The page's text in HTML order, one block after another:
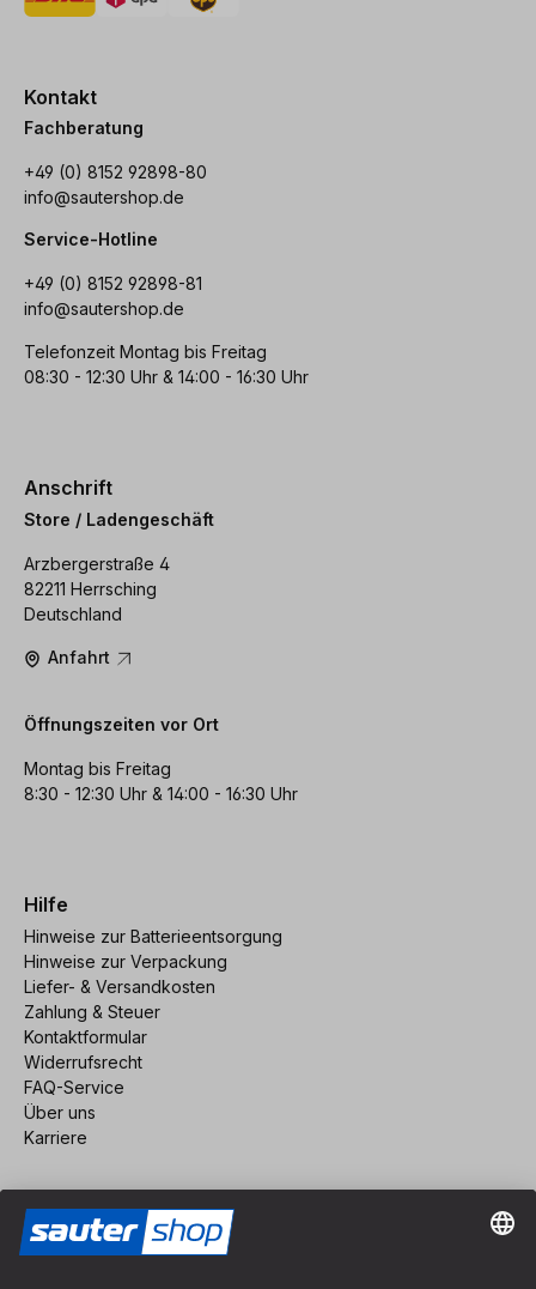
Kontakt
Fachberatung
+49 (0) 8152 92898-80
info@sautershop.de
Service-Hotline
+49 (0) 8152 92898-81
info@sautershop.de
Telefonzeit Montag bis Freitag
08:30 - 12:30 Uhr & 14:00 - 16:30 Uhr
Anschrift
Store / Ladengeschäft
Arzbergerstraße 4
82211 Herrsching
Deutschland
Anfahrt
Öffnungszeiten vor Ort
Montag bis Freitag
8:30 - 12:30 Uhr & 14:00 - 16:30 Uhr
Hilfe
Hinweise zur Batterieentsorgung
Hinweise zur Verpackung
Liefer- & Versandkosten
Zahlung & Steuer
Kontaktformular
Widerrufsrecht
FAQ-Service
Über uns
Karriere